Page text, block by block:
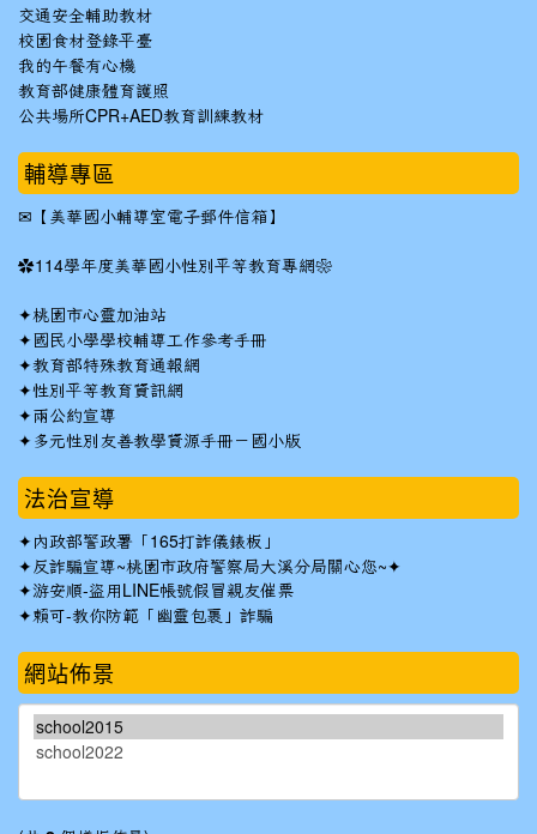
交通安全輔助教材
校園食材登錄平臺
我的午餐有心機
教育部健康體育護照
公共場所CPR+AED教育訓練教材
輔導專區
✉ 【美華國小輔導室電子郵件信箱】
✿114學年度美華國小性別平等教育專網❀
✦桃園市心靈加油站
✦ 國民小學學校輔導工作參考手冊
✦教育部特殊教育通報網
✦性別平等教育資訊網
✦兩公約宣導
✦ 多元性別友善教學資源手冊－國小版
法治宣導
✦ 內政部警政署「165打詐儀錶板」
✦反詐騙宣導~桃園市政府警察局大溪分局關心您~✦
✦游安順-盜用LINE帳號假冒親友催票
✦賴可-教你防範「幽靈包裹」詐騙
網站佈景